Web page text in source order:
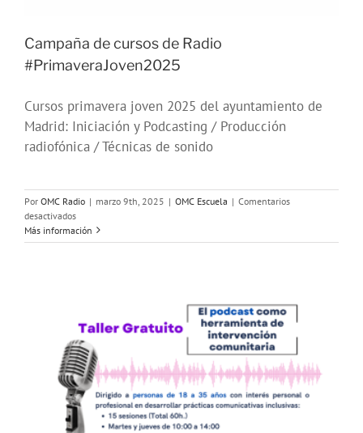
Campaña de cursos de Radio
#PrimaveraJoven2025
Cursos primavera joven 2025 del ayuntamiento de
Madrid: Iniciación y Podcasting / Producción
radiofónica / Técnicas de sonido
Por OMC Radio | marzo 9th, 2025 | OMC Escuela | Comentarios
desactivadosen
Campaña
de
Más información